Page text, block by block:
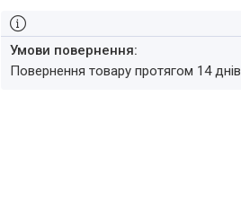
повернення товару протягом 14 днів